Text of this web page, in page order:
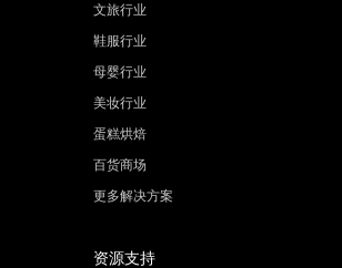
文旅行业
鞋服行业
母婴行业
美妆行业
蛋糕烘焙
百货商场
更多解决方案
资源支持